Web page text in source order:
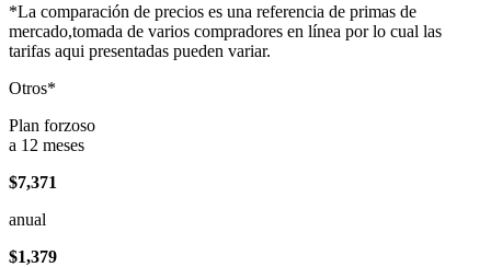
*La comparación de precios es una referencia de primas de
mercado,tomada de varios compradores en línea por lo cual las
tarifas aqui presentadas pueden variar.
Otros*
Plan forzoso
a 12 meses
$7,371
anual
$1,379